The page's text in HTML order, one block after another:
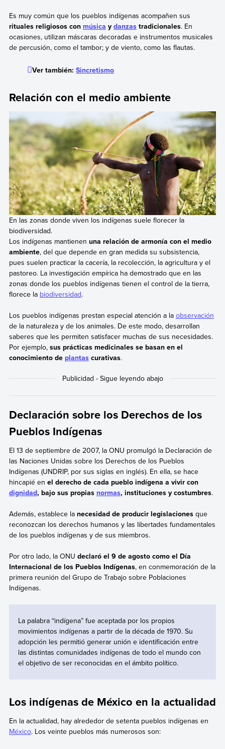
Es muy común que los pueblos indígenas acompañen sus
rituales religiosos con música y danzastradicionales. En
ocasiones, utilizan máscaras decoradas e instrumentos musicales
de percusión, como el tambor; y de viento, como las flautas.
Ver también:Sincretismo
Relación con el medio ambiente
En las zonas donde viven los indígenas suele florecer la
biodiversidad.
Los indígenas mantienen una relación de armonía con el medio
ambiente, del que depende en gran medida su subsistencia,
pues suelen practicar la cacería, la recolección, la agricultura y el
pastoreo. La investigación empírica ha demostrado que en las
zonas donde los pueblos indígenas tienen el control de la tierra,
florece la biodiversidad.
Los pueblos indígenas prestan especial atención a la observación
de la naturaleza y de los animales. De este modo, desarrollan
saberes que les permiten satisfacer muchas de sus necesidades.
Por ejemplo, sus prácticas medicinales se basan en el
conocimiento de plantascurativas.
Declaración sobre los Derechos de los
Pueblos Indígenas
El 13 de septiembre de 2007, la ONU promulgó la Declaración de
las Naciones Unidas sobre los Derechos de los Pueblos
Indígenas (UNDRIP, por sus siglas en inglés). En ella, se hace
hincapié en el derecho de cada pueblo indígena a vivir con
dignidad, bajo sus propias normas, instituciones y costumbres.
Además, establece la necesidad de producir legislacionesque
reconozcan los derechos humanos y las libertades fundamentales
de los pueblos indígenas y de sus miembros.
Por otro lado, la ONU declaró el 9 de agosto como el Día
Internacional de los Pueblos Indígenas, en conmemoración de la
primera reunión del Grupo de Trabajo sobre Poblaciones
Indígenas.
La palabra “indígena” fue aceptada por los propios
movimientos indígenas a partir de la década de 1970. Su
adopción les permitió generar unión e identificación entre
las distintas comunidades indígenas de todo el mundo con
el objetivo de ser reconocidas en el ámbito político.
Los indígenas de México en la actualidad
En la actualidad, hay alrededor de setenta pueblos indígenas en
México. Los veinte pueblos más numerosos son: